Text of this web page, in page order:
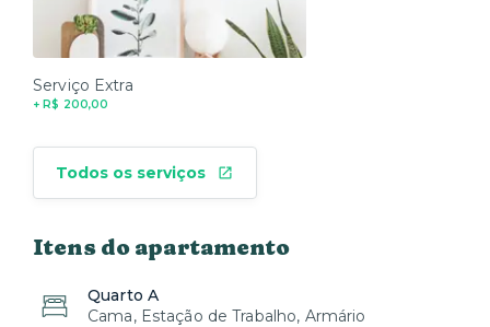
Serviço Extra
+ R$ 200,00
Todos os serviços
Itens do apartamento
Quarto A
Cama, Estação de Trabalho, Armário